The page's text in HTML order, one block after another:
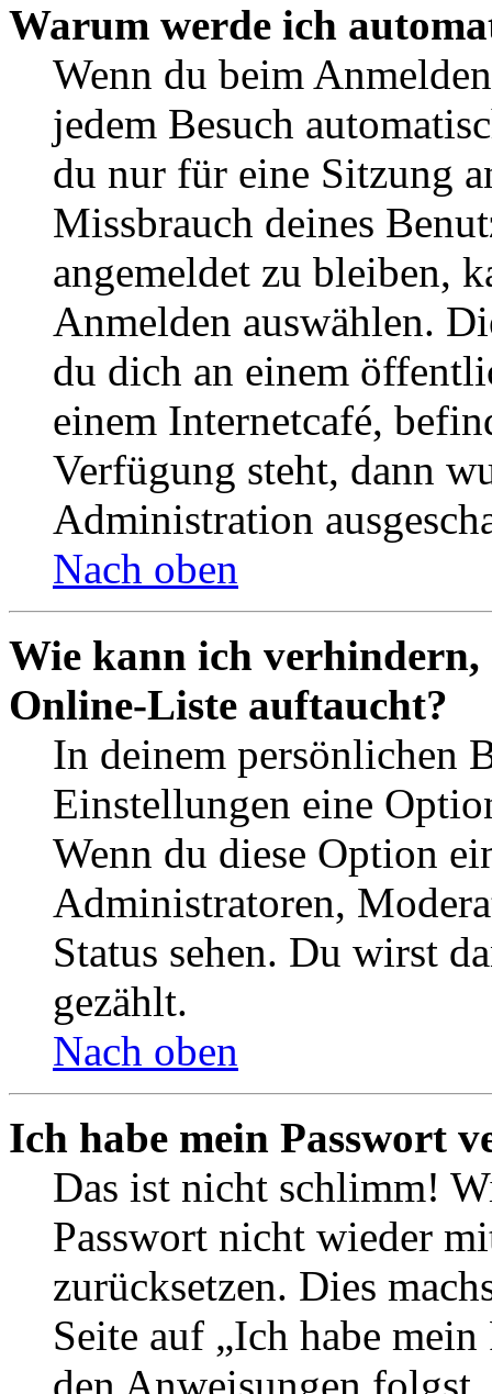
Warum werde ich
Wenn du beim
jedem Besuch
du nur für eine Sitzung
Missbrauch deines
angemeldet zu bleiben,
Anmelden auswählen.
du dich an einem
einem Internetcafé,
Verfügung steht, dann
Administration
Nach oben
Wie kann ich verhindern,
Online-Liste auftaucht?
In deinem persönlichen
Einstellungen eine
Wenn du diese Option
Administratoren,
Status sehen. Du wirst
gezählt.
Nach oben
Ich habe mein Passwort
Das ist nicht schlimm!
Passwort nicht wieder
zurücksetzen. Dies
Seite auf „Ich habe